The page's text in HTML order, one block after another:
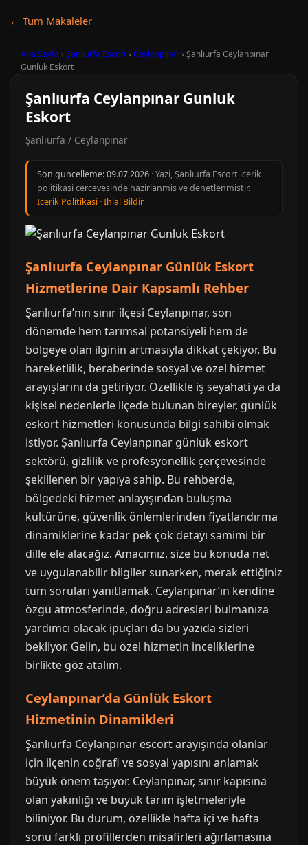
← Tum Makaleler
Ana Sayfa › Şanlıurfa Escort› Ceylanpınar› Şanlıurfa Ceylanpınar
Gunluk Eskort
Şanlıurfa Ceylanpınar Gunluk
Eskort
Şanlıurfa / Ceylanpınar
Son guncelleme:09.07.2026 · Yazi, Şanlıurfa Escort icerik
politikasi cercevesinde hazirlanmis ve denetlenmistir.
Icerik Politikasi ·Ihlal Bildir
Şanlıurfa Ceylanpınar Günlük Eskort
Hizmetlerine Dair Kapsamlı Rehber
Şanlıurfa’nın sınır ilçesi Ceylanpınar, son
dönemde hem tarımsal potansiyeli hem de
bölgeye olan ilginin artmasıyla dikkat çekiyor. Bu
hareketlilik, beraberinde sosyal ve özel hizmet
arayışlarını da getiriyor. Özellikle iş seyahati ya da
kişisel nedenlerle ilçede bulunan bireyler, günlük
eskort hizmetleri konusunda bilgi sahibi olmak
istiyor. Şanlıurfa Ceylanpınar günlük eskort
sektörü, gizlilik ve profesyonellik çerçevesinde
şekillenen bir yapıya sahip. Bu rehberde,
bölgedeki hizmet anlayışından buluşma
kültürüne, güvenlik önlemlerinden fiyatlandırma
dinamiklerine kadar pek çok detayı samimi bir
dille ele alacağız. Amacımız, size bu konuda net
ve uygulanabilir bilgiler sunarken, merak ettiğiniz
tüm soruları yanıtlamak. Ceylanpınar’ın kendine
özgü atmosferinde, doğru adresleri bulmanıza
yardımcı olacak ipuçları da bu yazıda sizleri
bekliyor. Gelin, bu özel hizmetin inceliklerine
birlikte göz atalım.
Ceylanpınar’da Günlük Eskort
Hizmetinin Dinamikleri
Şanlıurfa Ceylanpınar escort arayışında olanlar
için ilçenin coğrafi ve sosyal yapısını anlamak
büyük önem taşıyor. Ceylanpınar, sınır kapısına
olan yakınlığı ve büyük tarım işletmeleriyle
biliniyor. Bu durum, özellikle hafta içi ve hafta
sonu farklı profillerden misafirleri ağırlamasına